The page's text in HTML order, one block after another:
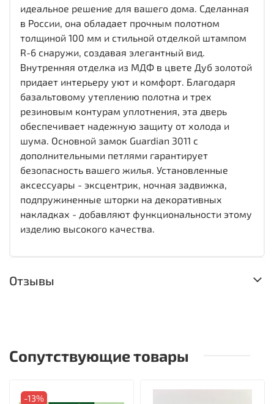
идеальное решение для вашего дома. Сделанная
в России, она обладает прочным полотном
толщиной 100 мм и стильной отделкой штампом
R-6 снаружи, создавая элегантный вид.
Внутренняя отделка из МДФ в цвете Дуб золотой
придает интерьеру уют и комфорт. Благодаря
базальтовому утеплению полотна и трех
резиновым контурам уплотнения, эта дверь
обеспечивает надежную защиту от холода и
шума. Основной замок Guardian 3011 с
дополнительными петлями гарантирует
безопасность вашего жилья. Установленные
аксессуары - эксцентрик, ночная задвижка,
подпружиненные шторки на декоративных
накладках - добавляют функциональности этому
изделию высокого качества.
Отзывы
Сопутствующие товары
-13%